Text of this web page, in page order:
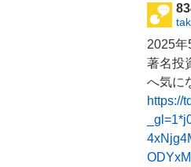
2025年
著名投
へ気に
https://